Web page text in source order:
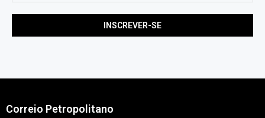
Correio Petropolitano